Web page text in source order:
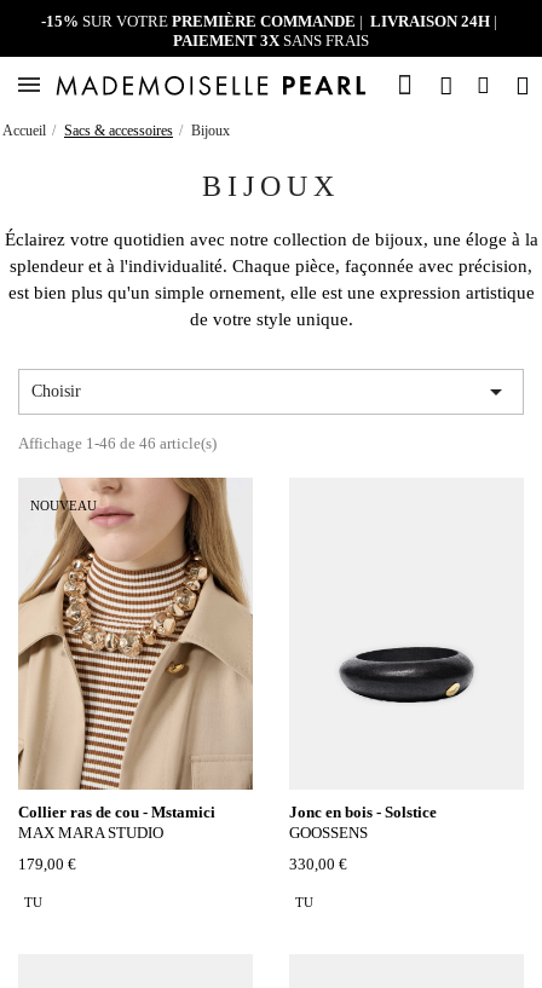
-15% SUR VOTRE PREMIÈRE COMMANDE | LIVRAISON 24H |
PAIEMENT 3XSANS FRAIS
Accueil Sacs & accessoires Bijoux
BIJOUX
Éclairez votre quotidien avec notre collection de bijoux, une éloge à la
splendeur et à l'individualité. Chaque pièce, façonnée avec précision,
est bien plus qu'un simple ornement, elle est une expression artistique
de votre style unique.
Choisir 
Affichage 1-46 de 46 article(s)
NOUVEAU
Collier ras de cou - Mstamici
MAX MARA STUDIO
179,00 €
TU
Jonc en bois - Solstice
GOOSSENS
330,00 €
TU